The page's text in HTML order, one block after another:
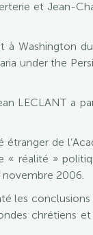
et Jean-
Washington
under the
LECLANT a
de
« réalité »
novembre 2006.
les conclusions
chrétiens